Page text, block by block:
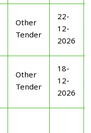
Other
Tender
22-
12-
2026
Other
Tender
18-
12-
2026